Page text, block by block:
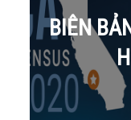
BIÊN